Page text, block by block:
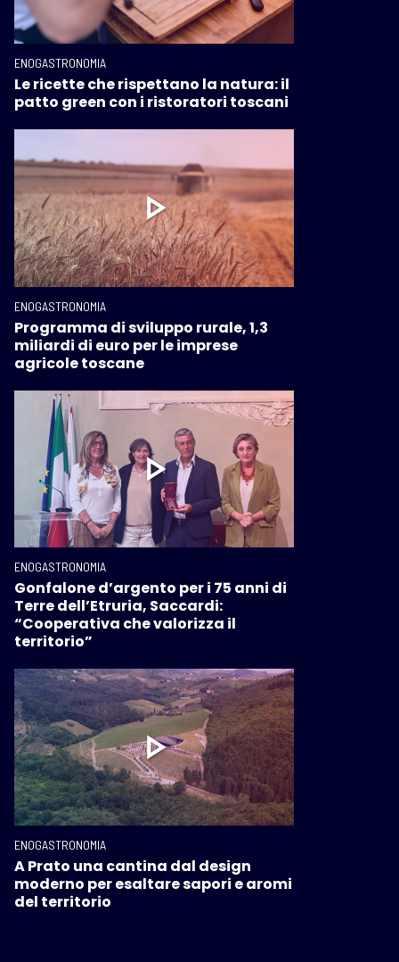
ENOGASTRONOMIA
Le ricette che rispettano la natura: il
patto green con i ristoratori toscani
ENOGASTRONOMIA
Programma di sviluppo rurale, 1,3
miliardi di euro per le imprese
agricole toscane
ENOGASTRONOMIA
Gonfalone d’argento per i 75 anni di
Terre dell’Etruria, Saccardi:
“Cooperativa che valorizza il
territorio”
ENOGASTRONOMIA
A Prato una cantina dal design
moderno per esaltare sapori e aromi
del territorio